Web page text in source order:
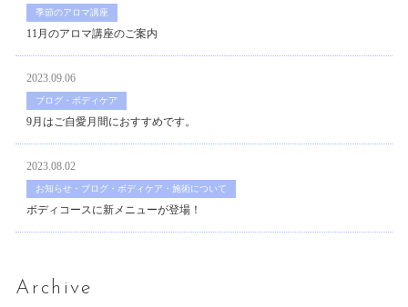
季節のアロマ講座
11月のアロマ講座のご案内
2023.09.06
ブログ・ボディケア
9月はご自愛月間におすすめです。
2023.08.02
お知らせ・ブログ・ボディケア・施術について
ボディコースに新メニューが登場！
Archive